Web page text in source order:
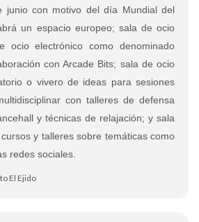
con motivo del día Mundial del
un espacio europeo; sala de ocio
ocio electrónico como denominado
con Arcade Bits; sala de ocio
o vivero de ideas para sesiones
con talleres de defensa
y técnicas de relajación; y sala
y talleres sobre temáticas como
redes sociales.
El Ejido